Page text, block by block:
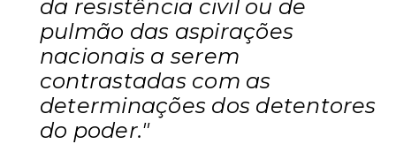
da resistência civil ou de
pulmão das aspirações
nacionais a serem
contrastadas com as
determinações dos detentores
do poder."